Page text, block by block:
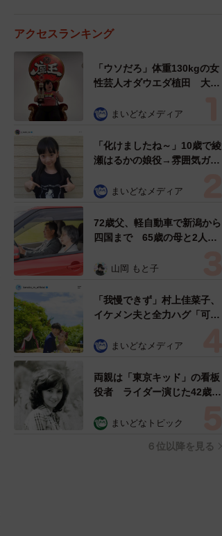
アクセスランキング
「ウソだろ」体重130kgの女
性芸人オダウエダ植田 大学
で」 まいどなメディア
「化けましたね～」10歳で綾
瀬はるかの娘役→雰囲気ガラ
雰囲気が」「宝塚に入れそ
まいどなメディア
72歳父、軽自動車で新潟から
四国まで 65歳の母と2人で
憩まで分刻み… 「大学生で
山岡 もと子
「我慢できず」村上佳菜子、
イケメン夫と全力ハグ「可愛
まいどなメディア
両親は「東京キッド」の看板
役者 ライダー演じた42歳元
ングフォト」計画を明言
まいどなトピック
６位以降を見る